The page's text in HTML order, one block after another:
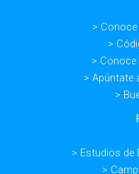
>
>
>
> Apúntate
>
> Estudios de
>